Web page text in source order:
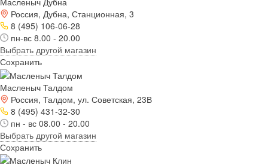
Россия, Дубна, Станционная, 3
8 (495) 106-06-28
пн-вс 8.00 - 20.00
Выбрать другой магазин
Сохранить
Масленыч Талдом
Россия, Талдом, ул. Советская, 23В
8 (495) 431-32-30
пн - вс 08.00 - 20.00
Выбрать другой магазин
Сохранить